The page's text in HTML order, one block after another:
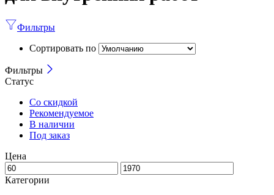
Фильтры
Сортировать по
Фильтры
Статус
Со скидкой
Рекомендуемое
В наличии
Под заказ
Цена
Категории